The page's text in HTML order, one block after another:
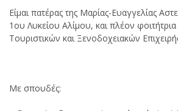
Είμαι πατέρας της Μαρίας-Ευαγγελίας
1ου Λυκείου Αλίμου, και πλέον
Τουριστικών και Ξενοδοχειακών
Με σπουδές: